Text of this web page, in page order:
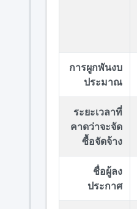
การผูกพันงบ
ประมาณ
ระยะเวลาที่
คาดว่าจะจัด
ซื้อจัดจ้าง
ชื่อผู้ลง
ประกาศ